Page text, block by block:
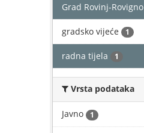
Grad Rovinj-Rovigno
gradsko vijeće 1
radna tijela 1
Vrsta podataka
Javno 1